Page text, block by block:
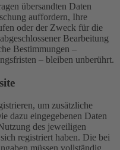
übersandten Daten
auffordern, Ihre
oder der Zweck für die
Bearbeitung
Bestimmungen –
– bleiben unberührt.
um zusätzliche
dazu eingegebenen Daten
des jeweiligen
registriert haben. Die bei